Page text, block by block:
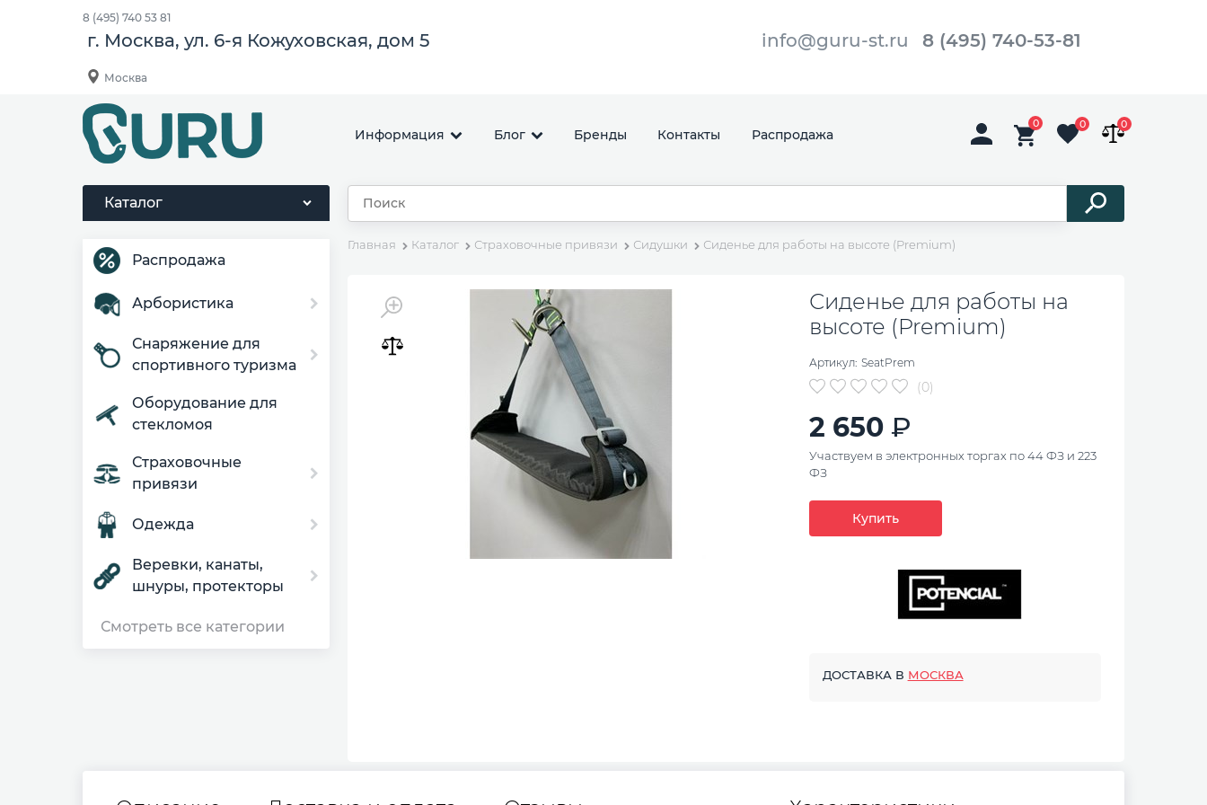
8 (495) 740 53 81
г. Москва, ул. 6-я Кожуховская, дом 5 info@guru-st.ru 8 (495) 740-53-81
Москва
Информация Блог Бренды Контакты Распродажа
0 0 0
Каталог
Распродажа
Арбористика
Снаряжение для
спортивного туризма
Оборудование для
стекломоя
Страховочные
привязи
Одежда
Веревки, канаты,
шнуры, протекторы
Смотреть все категории
Главная Каталог Страховочные привязи Сидушки Сиденье для работы на высоте (Premium)
Сиденье для работы на
высоте (Premium)
Артикул: SeatPrem
(0)
2 650
Участвуем в электронных торгах по 44 ФЗ и 223
ФЗ
Купить
ДОСТАВКА В МОСКВА